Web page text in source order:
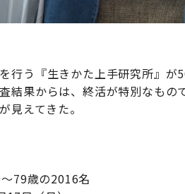
行う『生きかた上手研究所』
結果からは、終活が特別なもの
見えてきた。
79歳の2016名